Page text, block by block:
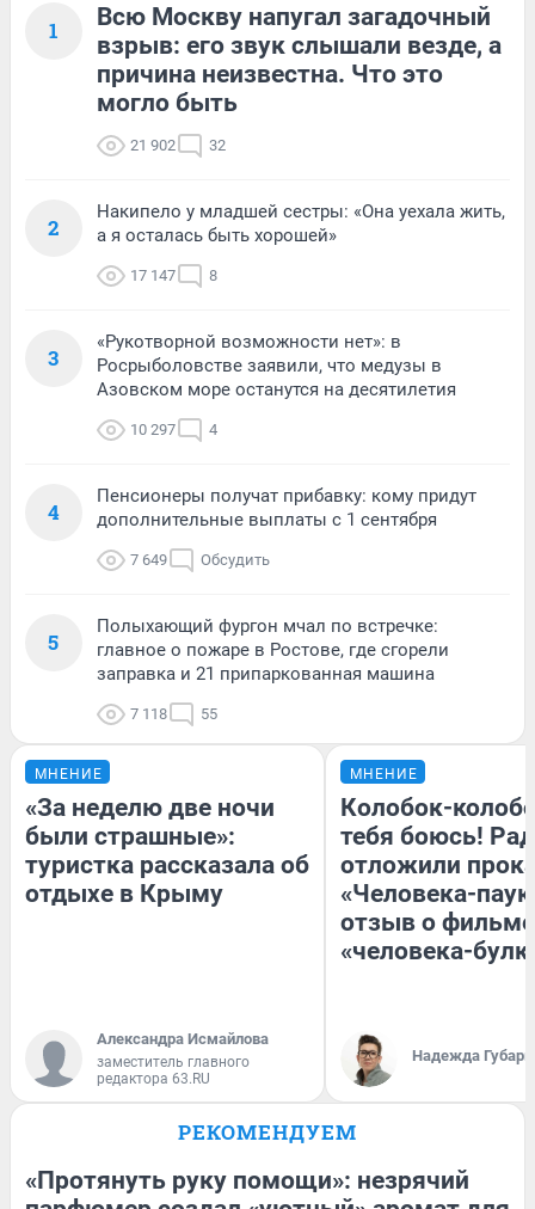
1
Всю Москву напугал загадочный
взрыв: его звук слышали везде, а
причина неизвестна. Что это
могло быть
21 902 32
2
Накипело у младшей сестры: «Она уехала жить,
а я осталась быть хорошей»
17 147 8
3
«Рукотворной возможности нет»: в
Росрыболовстве заявили, что медузы в
Азовском море останутся на десятилетия
10 297 4
4
Пенсионеры получат прибавку: кому придут
дополнительные выплаты с 1 сентября
7 649 Обсудить
5
Полыхающий фургон мчал по встречке:
главное о пожаре в Ростове, где сгорели
заправка и 21 припаркованная машина
7 118 55
МНЕНИЕ
«За неделю две ночи
были страшные»:
туристка рассказала об
отдыхе в Крыму
Александра Исмайлова
заместитель главного
редактора 63.RU
МНЕНИЕ
Колобок-
тебя боюсь!
отложили
«Человека-
отзыв о
«человека-
Надежда Губарь
РЕКОМЕНДУЕМ
«Протянуть руку помощи»: незрячий